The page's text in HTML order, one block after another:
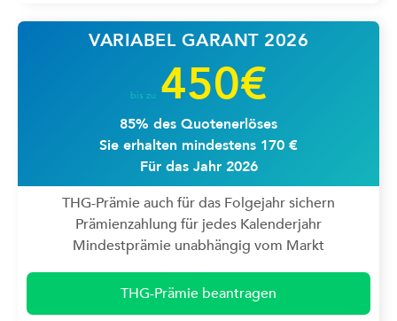
VARIABEL GARANT 2026
bis zu450€
85% des Quotenerlöses
Sie erhalten mindestens 170 €
Für das Jahr 2026
THG-Prämie auch für das Folgejahr sichern
Prämienzahlung für jedes Kalenderjahr
Mindestprämie unabhängig vom Markt
THG-Prämie beantragen